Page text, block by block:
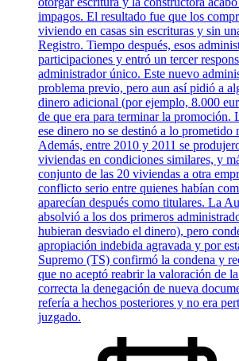
impagos. El resultado fue que los
viviendo en casas sin escrituras y sin
Registro. Tiempo después, esos
participaciones y entró un tercer
administrador único. Este nuevo
problema previo, pero aun así pidió a
dinero adicional (por ejemplo, 8.000
de que era para terminar la promoción.
ese dinero no se destinó a lo prometido
Además, entre 2010 y 2011 se
viviendas en condiciones similares, y
conjunto de las 20 viviendas a otra
conflicto serio entre quienes habían
aparecían después como titulares. La
absolvió a los dos primeros
hubieran desviado el dinero), pero
apropiación indebida agravada y por
Supremo (TS) confirmó la condena y
que no aceptó reabrir la valoración de
correcta la denegación de nueva
refería a hechos posteriores y no era
juzgado.